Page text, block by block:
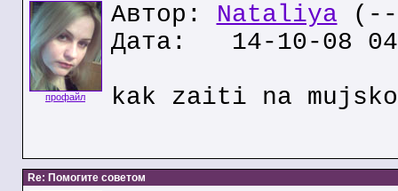
профайл
Автор: Nataliya
Дата: 14-10-08
kak zaiti na
Re: Помогите советом